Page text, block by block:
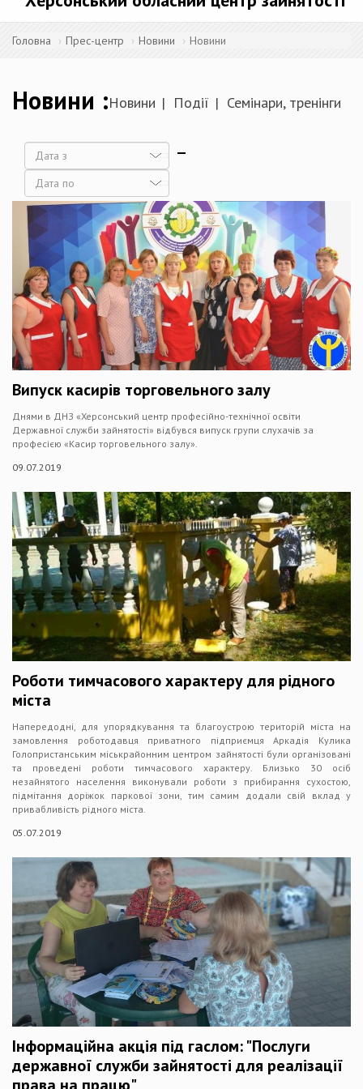
Головна Прес-центр Новини Новини
Новини Новини Події Семінари, тренінги
Дата
Дата
Випуск касирів торговельного залу
Днями в ДНЗ «Херсонський центр професійно-технічної освіти
Державної служби зайнятості» відбувся випуск групи слухачів за
професією «Касир торговельного залу».
09.07.2019
Роботи тимчасового характеру для рідного
міста
Напередодні, для упорядкування та благоустрою територій міста на
замовлення роботодавця приватного підприємця Аркадія Кулика
Голопристанським міськрайонним центром зайнятості були організовані
та проведені роботи тимчасового характеру. Близько 30 осіб
незайнятого населення виконували роботи з прибирання сухостою,
підмітання доріжок паркової зони, тим самим додали свій вклад у
привабливість рідного міста.
05.07.2019
Інформаційна акція під гаслом: "Послуги
державної служби зайнятості для реалізації
права на працю"